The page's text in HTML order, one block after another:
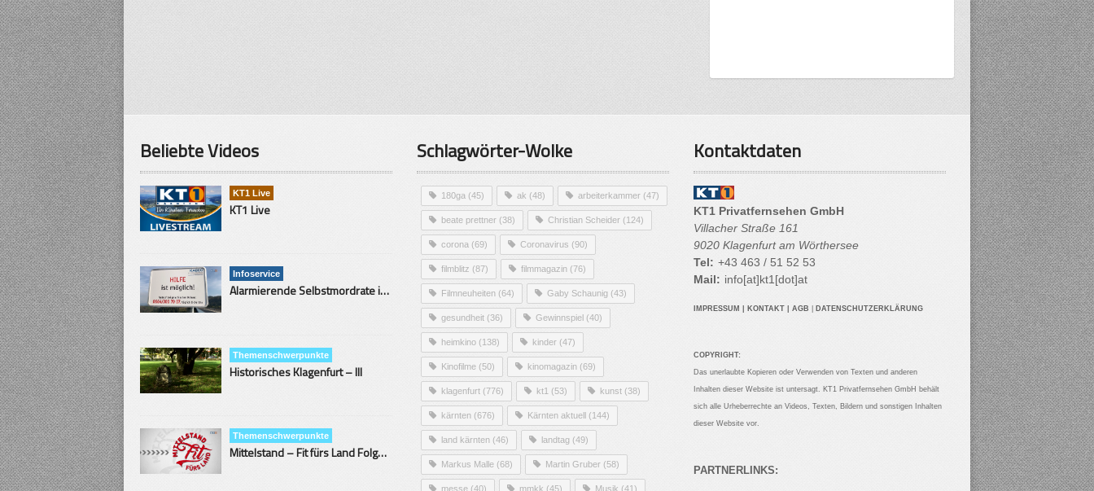
Beliebte Videos
KT1 Live
KT1 Live
Infoservice
Alarmierende Selbstmordrate in Kärnten
Themenschwerpunkte
Historisches Klagenfurt – III
Themenschwerpunkte
Mittelstand – Fit fürs Land Folge 9- Konditor
Schlagwörter-Wolke
180ga (45) ak (48) arbeiterkammer (47)
beate prettner (38) Christian Scheider (124)
corona (69) Coronavirus (90)
filmblitz (87) filmmagazin (76)
Filmneuheiten (64) Gaby Schaunig (43)
gesundheit (36) Gewinnspiel (40)
heimkino (138) kinder (47)
Kinofilme (50) kinomagazin (69)
klagenfurt (776) kt1 (53) kunst (38)
kärnten (676) Kärnten aktuell (144)
land kärnten (46) landtag (49)
Markus Malle (68) Martin Gruber (58)
messe (40) mmkk (45) Musik (41)
Kontaktdaten
KT1 Privatfernsehen GmbH
Villacher Straße 161
9020 Klagenfurt am Wörthersee
Tel: +43 463 / 51 52 53
Mail: info[at]kt1[dot]at
IMPRESSUM KONTAKT AGB DATENSCHUTZERKLÄRUNG
COPYRIGHT:
Das unerlaubte Kopieren oder Verwenden von Texten und anderen
Inhalten dieser Website ist untersagt. KT1 Privatfernsehen GmbH behält
sich alle Urheberrechte an Videos, Texten, Bildern und sonstigen Inhalten
dieser Website vor.
PARTNERLINKS: